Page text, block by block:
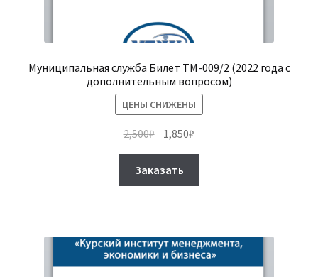
Муниципальная служба Билет ТМ-009/2 (2022 года с
дополнительным вопросом)
ЦЕНЫ СНИЖЕНЫ
2,500₽ Первоначальная
цена
составляла
2,500₽.
1,850₽
цена:
Заказать
вариаций.
Опции
можно